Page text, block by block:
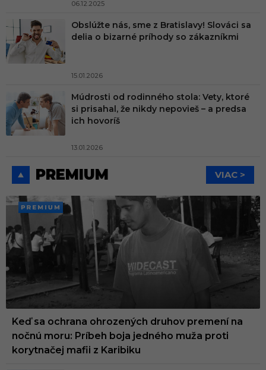
06.12.2025
Obslúžte nás, sme z Bratislavy! Slováci sa
delia o bizarné príhody so zákazníkmi
15.01.2026
Múdrosti od rodinného stola: Vety, ktoré
si prisahal, že nikdy nepovieš – a predsa
ich hovoríš
13.01.2026
PREMIUM VIAC >
PREMI
UM
Keď sa ochrana ohrozených druhov premení na
nočnú moru: Príbeh boja jedného muža proti
korytnačej mafii z Karibiku